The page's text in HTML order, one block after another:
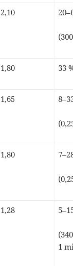
2,10
1,80 33
1,65
1,80
1,28
1